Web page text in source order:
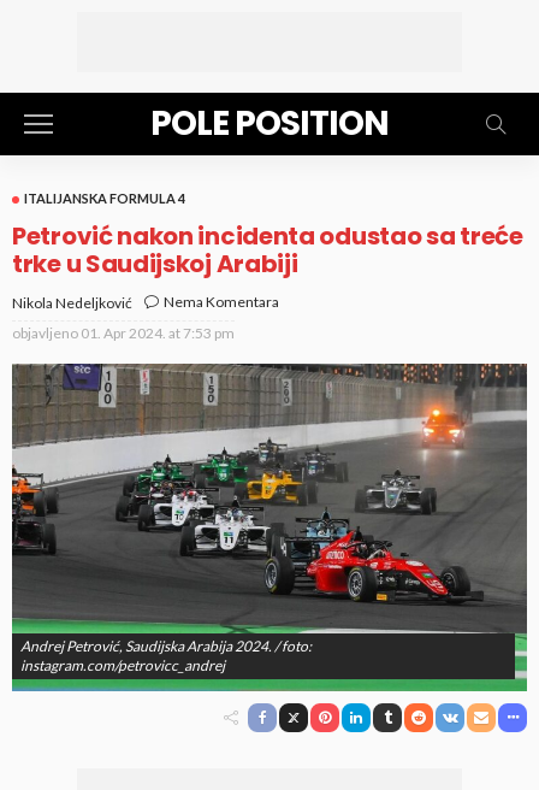
POLE POSITION
ITALIJANSKA FORMULA 4
Petrović nakon incidenta odustao sa treće
trke u Saudijskoj Arabiji
Nikola Nedeljković
Nema Komentara
objavljeno 01. Apr 2024. at 7:53 pm
Andrej Petrović, Saudijska Arabija 2024. / foto:
instagram.com/petrovicc_andrej